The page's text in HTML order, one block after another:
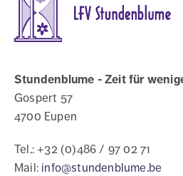
weniger
mobile
Menschen
Stundenblume - Zeit für
Gospert 57
4700 Eupen
Tel.: +32 (0)486 / 97 02 71
Mail: info@stundenblume.be